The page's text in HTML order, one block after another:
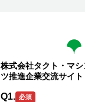
株式会社タクト・マ
ツ推進企業交流サイト
Q1. 必須